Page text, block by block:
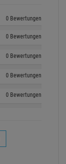
0 Bewertungen
0 Bewertungen
0 Bewertungen
0 Bewertungen
0 Bewertungen